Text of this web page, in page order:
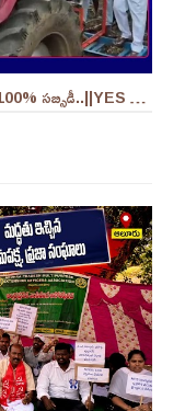
హరిత గోపాల పథకం ద్వారా పశుగ్రాసం సాగు చేస్తే 100% సబ్సిడీ..||YES 9TV